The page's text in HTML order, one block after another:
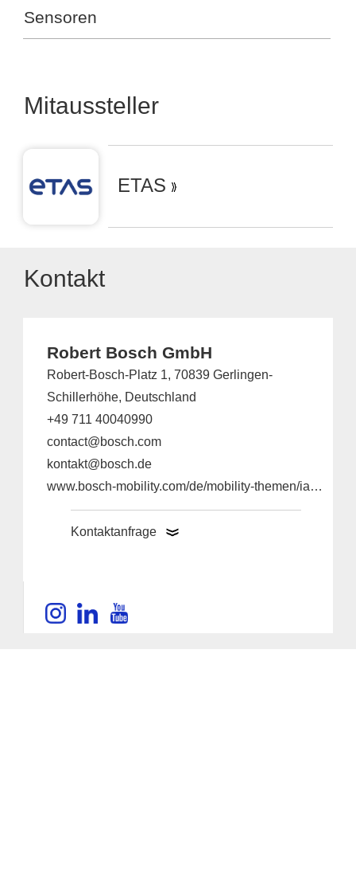
Sensoren
Mitaussteller
ETAS
Kontakt
Robert Bosch GmbH
Robert-Bosch-Platz 1, 70839 Gerlingen-
Schillerhöhe, Deutschland
+49 711 40040990
contact@bosch.com
kontakt@bosch.de
www.bosch-mobility.com/de/mobility-themen/iaa-mobility/
Kontaktanfrage